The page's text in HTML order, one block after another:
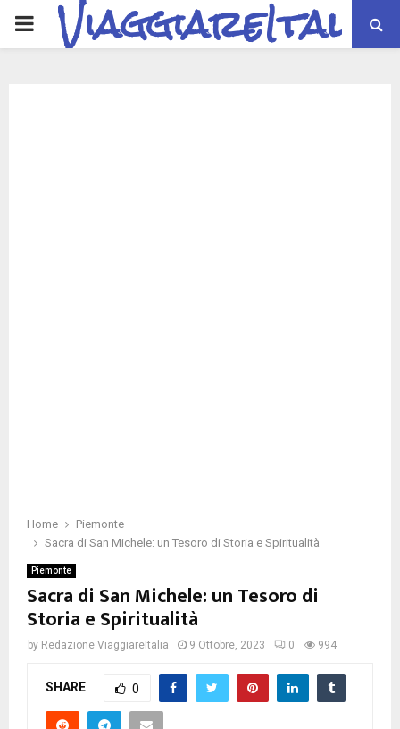
PRIMARYViaggiareItalia
Home
Piemonte
Sacra di San Michele: un Tesoro di Storia e Spiritualità
Piemonte
Sacra di San Michele: un Tesoro di
Storia e Spiritualità
by Redazione ViaggiareItalia 9 Ottobre, 2023 0 994
SHARE 0